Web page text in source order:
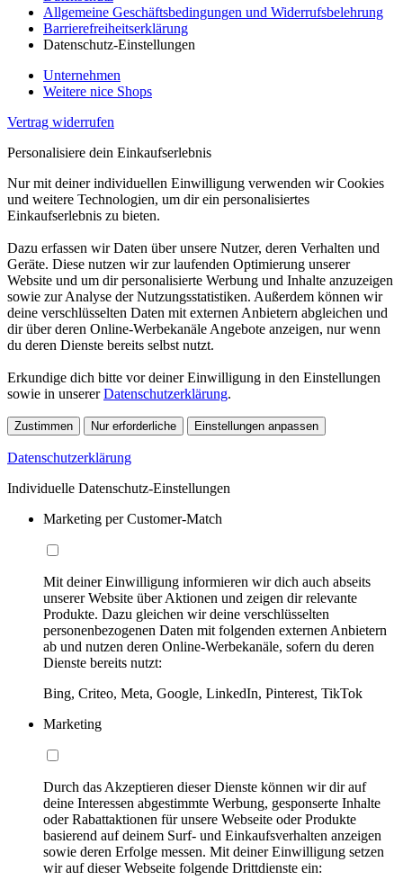
Allgemeine Geschäftsbedingungen und Widerrufsbelehrung
Barrierefreiheitserklärung
Datenschutz-Einstellungen
Unternehmen
Weitere nice Shops
Vertrag widerrufen
Personalisiere dein Einkaufserlebnis
Nur mit deiner individuellen Einwilligung verwenden wir Cookies
und weitere Technologien, um dir ein personalisiertes
Einkaufserlebnis zu bieten.
Dazu erfassen wir Daten über unsere Nutzer, deren Verhalten und
Geräte. Diese nutzen wir zur laufenden Optimierung unserer
Website und um dir personalisierte Werbung und Inhalte anzuzeigen
sowie zur Analyse der Nutzungsstatistiken. Außerdem können wir
deine verschlüsselten Daten mit externen Anbietern abgleichen und
dir über deren Online-Werbekanäle Angebote anzeigen, nur wenn
du deren Dienste bereits selbst nutzt.
Erkundige dich bitte vor deiner Einwilligung in den Einstellungen
sowie in unsererDatenschutzerklärung.
Zustimmen Nur erforderliche Einstellungen anpassen
Datenschutzerklärung
Individuelle Datenschutz-Einstellungen
Marketing per Customer-Match
Mit deiner Einwilligung informieren wir dich auch abseits
unserer Website über Aktionen und zeigen dir relevante
Produkte. Dazu gleichen wir deine verschlüsselten
personenbezogenen Daten mit folgenden externen Anbietern
ab und nutzen deren Online-Werbekanäle, sofern du deren
Dienste bereits nutzt:
Bing, Criteo, Meta, Google, LinkedIn, Pinterest, TikTok
Marketing
Durch das Akzeptieren dieser Dienste können wir dir auf
deine Interessen abgestimmte Werbung, gesponserte Inhalte
oder Rabattaktionen für unsere Webseite oder Produkte
basierend auf deinem Surf- und Einkaufsverhalten anzeigen
sowie deren Erfolge messen. Mit deiner Einwilligung setzen
wir auf dieser Webseite folgende Drittdienste ein: